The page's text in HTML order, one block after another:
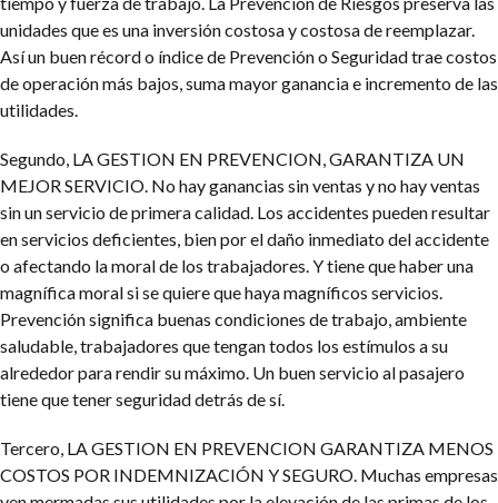
unidades que es una inversión costosa y costosa de reemplazar.
Así un buen récord o índice de Prevención o Seguridad trae costos
de operación más bajos, suma mayor ganancia e incremento de las
utilidades.
Segundo, LA GESTION EN PREVENCION, GARANTIZA UN
MEJOR SERVICIO. No hay ganancias sin ventas y no hay ventas
sin un servicio de primera calidad. Los accidentes pueden resultar
en servicios deficientes, bien por el daño inmediato del accidente
o afectando la moral de los trabajadores. Y tiene que haber una
magnífica moral si se quiere que haya magníficos servicios.
Prevención significa buenas condiciones de trabajo, ambiente
saludable, trabajadores que tengan todos los estímulos a su
alrededor para rendir su máximo. Un buen servicio al pasajero
tiene que tener seguridad detrás de sí.
Tercero, LA GESTION EN PREVENCION GARANTIZA MENOS
COSTOS POR INDEMNIZACIÓN Y SEGURO. Muchas empresas